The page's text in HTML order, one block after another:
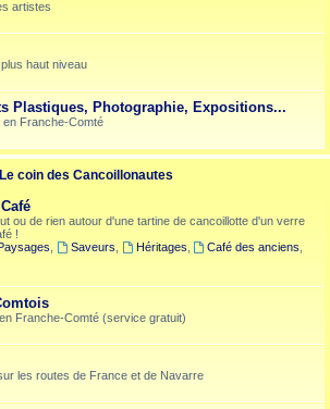
artistes
haut niveau
Plastiques, Photographie, Expositions...
en Franche-Comté
Le coin des Cancoillonautes
ou de rien autour d'une tartine de cancoillotte d'un verre
!
Saveurs Héritages Café des anciens
Franche-Comté (service gratuit)
les routes de France et de Navarre